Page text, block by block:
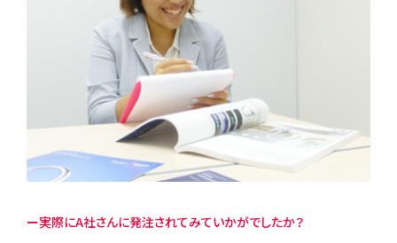
ー実際にA社さんに発注されてみていかがでしたか？